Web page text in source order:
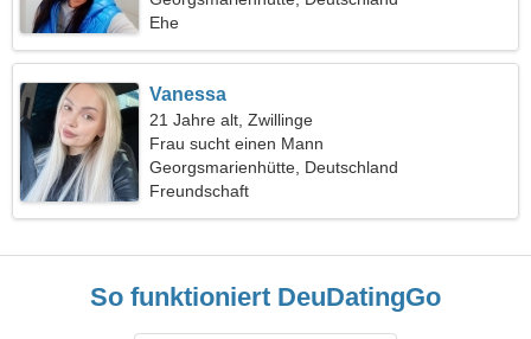
Ehe
Vanessa
21 Jahre alt, Zwillinge
Frau sucht einen Mann
Georgsmarienhütte, Deutschland
Freundschaft
So funktioniert DeuDatingGo